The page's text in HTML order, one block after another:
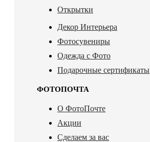
Открытки
Декор Интерьера
Фотосувениры
Одежда с Фото
Подарочные сертификаты
ФОТОПОЧТА
О ФотоПочте
Акции
Сделаем за вас